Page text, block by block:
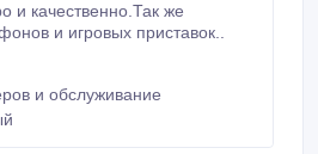
и качественно.Так же
и игровых приставок..
и обслуживание